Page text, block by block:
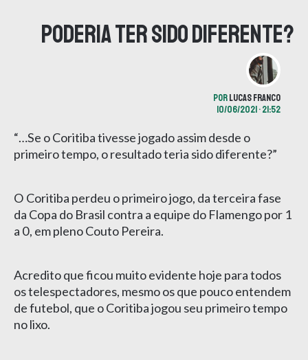
Poderia ter sido diferente?
PORLUCAS FRANCO
10/06/2021 • 21:52
“…Se o Coritiba tivesse jogado assim desde o
primeiro tempo, o resultado teria sido diferente?”
O Coritiba perdeu o primeiro jogo, da terceira fase
da Copa do Brasil contra a equipe do Flamengo por 1
a 0, em pleno Couto Pereira.
Acredito que ficou muito evidente hoje para todos
os telespectadores, mesmo os que pouco entendem
de futebol, que o Coritiba jogou seu primeiro tempo
no lixo.